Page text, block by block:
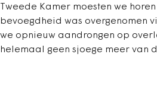
Tweede Kamer moesten we
bevoegdheid was overgenomen
we opnieuw aandrongen op
helemaal geen sjoege meer van